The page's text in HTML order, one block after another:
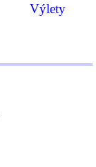
Výlety